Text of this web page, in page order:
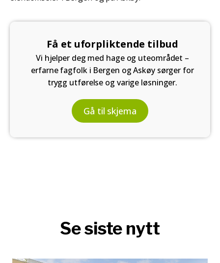
Få et uforpliktende tilbud
Vi hjelper deg med hage og uteområdet –
erfarne fagfolk i Bergen og Askøy sørger for
trygg utførelse og varige løsninger.
Gå til skjema
Se siste nytt